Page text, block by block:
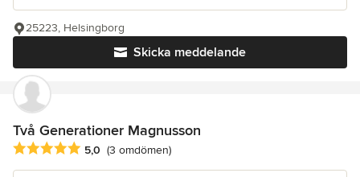
Skicka meddelande
25223, Helsingborg
Två Generationer Magnusson
Genomsnittligt omdöme: 5 av 5 stjärnor
5,0 (3 omdömen)